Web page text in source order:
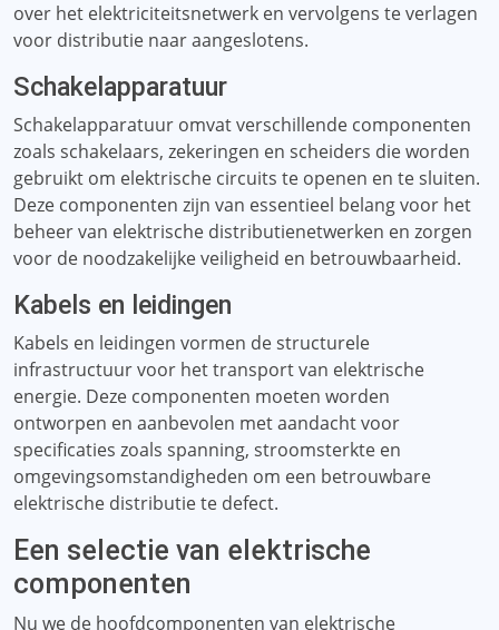
over het elektriciteitsnetwerk en vervolgens te verlagen
voor distributie naar aangeslotens.
Schakelapparatuur
Schakelapparatuur omvat verschillende componenten
zoals schakelaars, zekeringen en scheiders die worden
gebruikt om elektrische circuits te openen en te sluiten.
Deze componenten zijn van essentieel belang voor het
beheer van elektrische distributienetwerken en zorgen
voor de noodzakelijke veiligheid en betrouwbaarheid.
Kabels en leidingen
Kabels en leidingen vormen de structurele
infrastructuur voor het transport van elektrische
energie. Deze componenten moeten worden
ontworpen en aanbevolen met aandacht voor
specificaties zoals spanning, stroomsterkte en
omgevingsomstandigheden om een ​​betrouwbare
elektrische distributie te defect.
Een selectie van elektrische
componenten
Nu we de hoofdcomponenten van elektrische